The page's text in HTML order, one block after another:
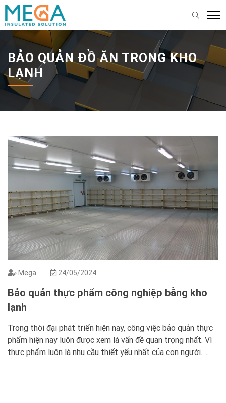
BẢO QUẢN ĐỒ ĂN TRONG KHO
LẠNH
Mega 24/05/2024
Bảo quản thực phẩm công nghiệp bằng kho
lạnh
Trong thời đại phát triển hiện nay, công việc bảo quản thực
phẩm hiện nay luôn được xem là vấn đề quan trọng nhất. Vì
thực phẩm luôn là nhu cầu thiết yếu nhất của con người.